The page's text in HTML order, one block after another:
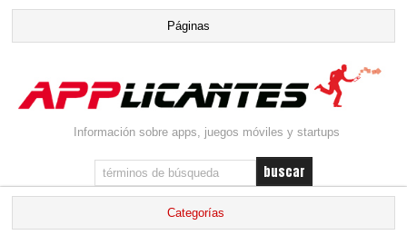
Información sobre apps, juegos móviles y startups